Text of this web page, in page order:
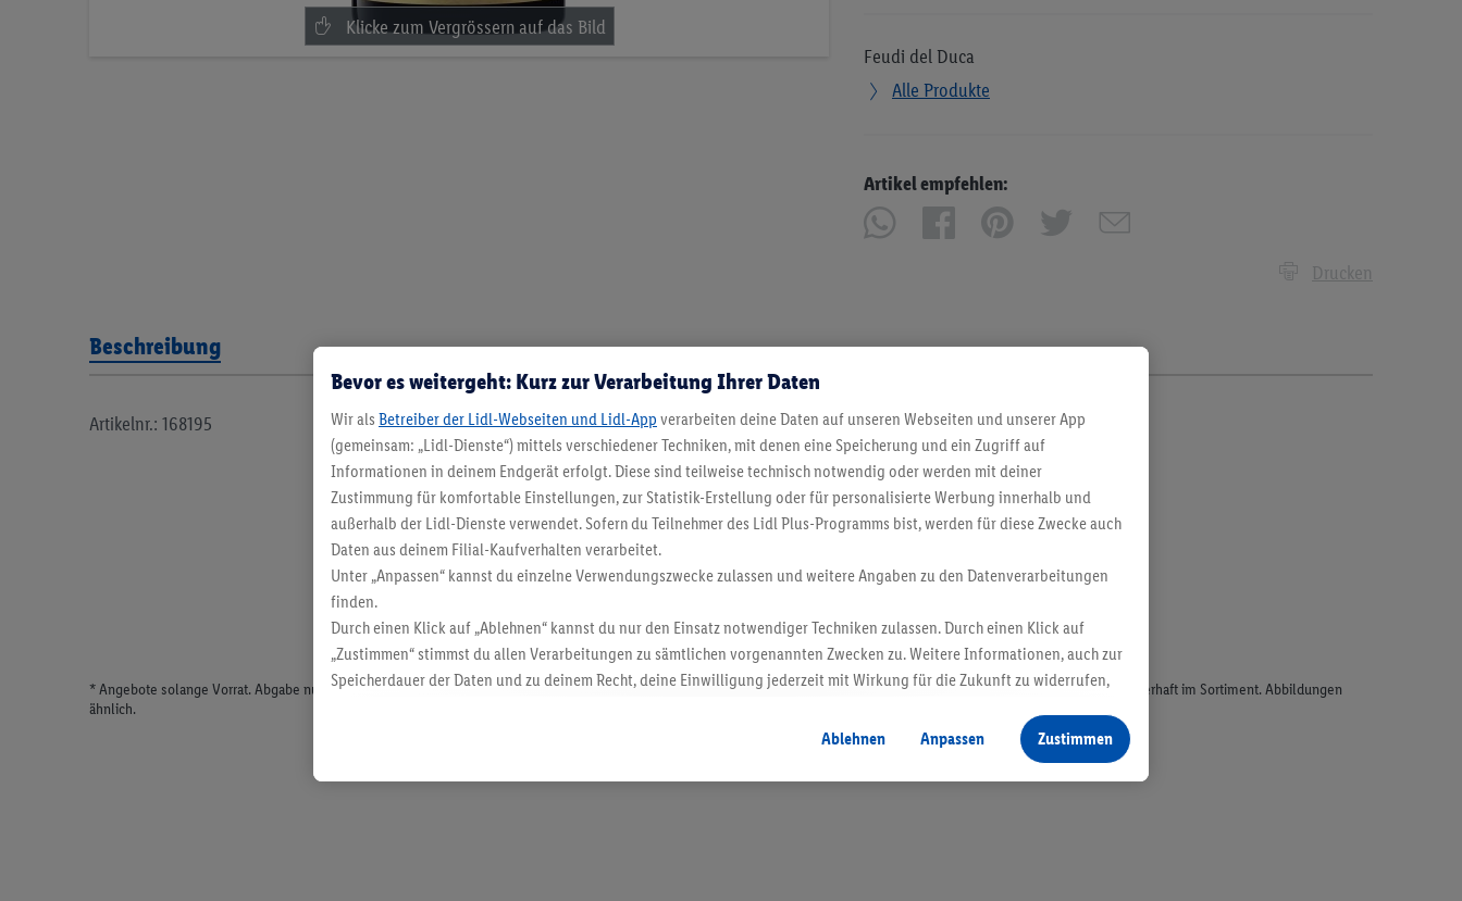
Feudi del Duca
Alle Produkte
Artikel empfehlen:
Drucken
Beschreibung
Artikelnr.: 168195
* Angebote solange Vorrat. Abgabe nur in haushaltsüblichen Mengen. Verkauf ohne Dekoration. Die hier beworbenen Produkte, vor allem NonFood-Produkte, sind nicht alle dauerhaft im Sortiment. Abbildungen
ähnlich.
Bevor es weitergeht: Kurz zur Verarbeitung Ihrer Daten
Wir als Betreiber der Lidl-Webseiten und Lidl-App verarbeiten deine Daten auf unseren Webseiten und unserer App
(gemeinsam: „Lidl-Dienste“) mittels verschiedener Techniken, mit denen eine Speicherung und ein Zugriff auf
Informationen in deinem Endgerät erfolgt. Diese sind teilweise technisch notwendig oder werden mit deiner
Zustimmung für komfortable Einstellungen, zur Statistik-Erstellung oder für personalisierte Werbung innerhalb und
außerhalb der Lidl-Dienste verwendet. Sofern du Teilnehmer des Lidl Plus-Programms bist, werden für diese Zwecke auch
Daten aus deinem Filial-Kaufverhalten verarbeitet.
Unter „Anpassen“ kannst du einzelne Verwendungszwecke zulassen und weitere Angaben zu den Datenverarbeitungen
finden.
Durch einen Klick auf „Ablehnen“ kannst du nur den Einsatz notwendiger Techniken zulassen. Durch einen Klick auf
„Zustimmen“ stimmst du allen Verarbeitungen zu sämtlichen vorgenannten Zwecken zu. Weitere Informationen, auch zur
Speicherdauer der Daten und zu deinem Recht, deine Einwilligung jederzeit mit Wirkung für die Zukunft zu widerrufen,
Ablehnen
Anpassen Zustimmen